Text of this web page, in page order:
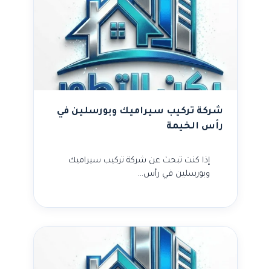
شركة تركيب سيراميك وبورسلين في
رأس الخيمة
إذا كنت تبحث عن شركة تركيب سيراميك
وبورسلين في رأس…